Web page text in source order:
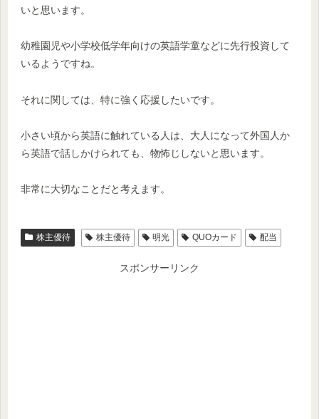
いと思います。
幼稚園児や小学校低学年向けの英語学童などに先行投資して
いるようですね。
それに関しては、特に強く応援したいです。
小さい頃から英語に触れている人は、大人になって外国人か
ら英語で話しかけられても、物怖じしないと思います。
非常に大切なことだと考えます。
株主優待 株主優待 明光 QUOカード 配当
スポンサーリンク